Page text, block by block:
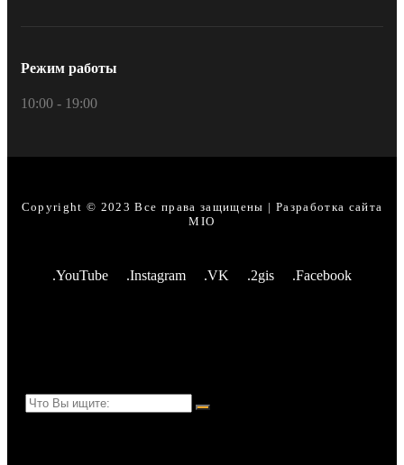
Режим работы
10:00 - 19:00
Copyright © 2023 Все права защищены | Разработка сайта
MIO
.YouTube .Instagram .VK .2gis .Facebook